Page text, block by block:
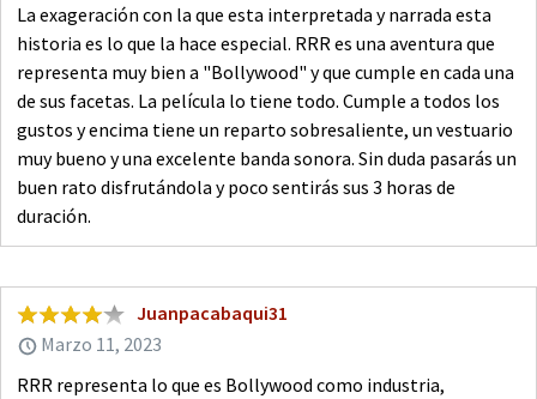
La exageración con la que esta interpretada y narrada esta
historia es lo que la hace especial. RRR es una aventura que
representa muy bien a "Bollywood" y que cumple en cada una
de sus facetas. La película lo tiene todo. Cumple a todos los
gustos y encima tiene un reparto sobresaliente, un vestuario
muy bueno y una excelente banda sonora. Sin duda pasarás un
buen rato disfrutándola y poco sentirás sus 3 horas de
duración.
Juanpacabaqui31
Marzo 11, 2023
RRR representa lo que es Bollywood como industria,